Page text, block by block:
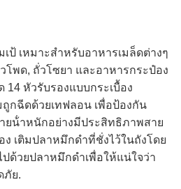
ป้ เหมาะสําหรับอาหารเมล็ดต่างๆ
โพด, ถั่วโซยา และอาหารกระป๋อง
14 หัวรับรองแบบกระเบื้อง
ถูกฉีดด้วยเทฟลอน เพื่อป้องกัน
ยน้ําหนักอย่างมีประสิทธิภาพสาย
เติมปลาหมึกดําที่ชั่งไว้ในถังโดย
ด้วยปลาหมึกดําเพื่อให้แน่ใจว่า
ภัย.